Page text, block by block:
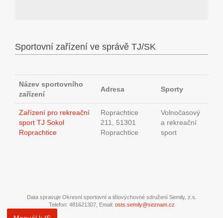
Sportovní zařízení ve správě TJ/SK
Název sportovního
zařízení
Adresa Sporty
Zařízení pro rekreační
sport TJ Sokol
Roprachtice
Roprachtice
211, 51301
Roprachtice
Volnočasový
a rekreační
sport
Data spravuje Okresní sportovní a tělovýchovné sdružení Semily, z.s.
Telefon: 481621307, Email: osts.semily@seznam.cz